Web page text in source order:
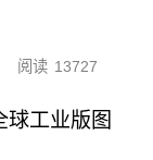
阅读 13727
球工业版图